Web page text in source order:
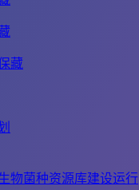
藏
物菌种资源库建设运行